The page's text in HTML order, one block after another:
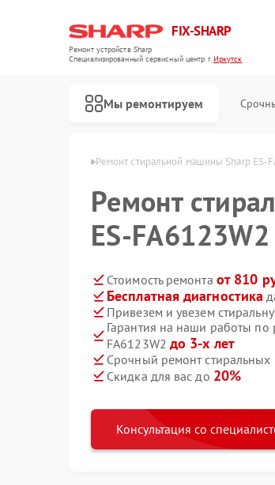
FIX-SHARP
Ремонт устройств Sharp
Специализированный cервисный центр г.Иркутск
Мы ремонтируем
Ремонт стиральной машины Sharp ES-
Ремонт
ES-
Стоимость ремонта от 810
Бесплатная диагностика
Привезем и увезем
Гарантия на наши работы по
FA6123W2 до 3-х лет
Срочный ремонт стиральных
Скидка для вас до 20%
Консультация со